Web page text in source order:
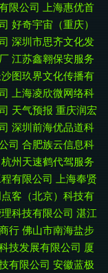
限公司 上海惠优首
好奇宇宙（重庆）
深圳市思齐文化发
江苏鑫翱保安服务
图玖界文化传播有
上海凌欣微网络科
天气预报 重庆润宏
深圳前海优品道科
司 合肥族云信息科
杭州天速鹤代驾服务
有限公司 上海奉贤
客（北京）科技有
科技有限公司 湛江
行 佛山市南海盐步
技发展有限公司 厦
有限公司 安徽蓝极